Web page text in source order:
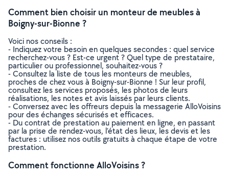
Comment bien choisir un monteur de meubles à
Boigny-sur-Bionne ?
Voici nos conseils :
- Indiquez votre besoin en quelques secondes : quel service
recherchez-vous ? Est-ce urgent ? Quel type de prestataire,
particulier ou professionnel, souhaitez-vous ?
- Consultez la liste de tous les monteurs de meubles,
proches de chez vous à Boigny-sur-Bionne ! Sur leur profil,
consultez les services proposés, les photos de leurs
réalisations, les notes et avis laissés par leurs clients.
- Conversez avec les offreurs depuis la messagerie AlloVoisins
pour des échanges sécurisés et efficaces.
- Du contrat de prestation au paiement en ligne, en passant
par la prise de rendez-vous, l’état des lieux, les devis et les
factures : utilisez nos outils gratuits à chaque étape de votre
prestation.
Comment fonctionne AlloVoisins ?